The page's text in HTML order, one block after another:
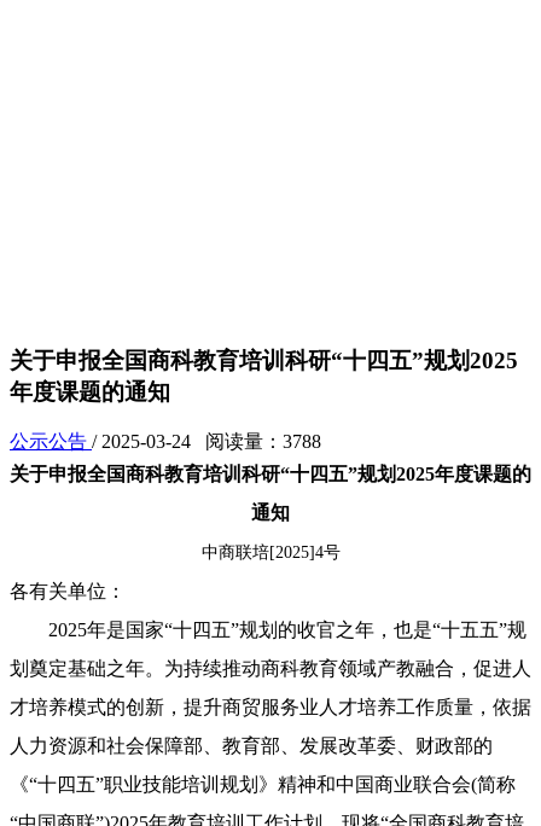
关于申报全国商科教育培训科研“十四五”规划2025
年度课题的通知
公示公告 / 2025-03-24 阅读量：3788
关于申报全国商科教育培训科研“十四五”规划2025年度课题的
通知
中商联培[2025]4号
各有关单位：
2025年是国家“十四五”规划的收官之年，也是“十五五”规
划奠定基础之年。为持续推动商科教育领域产教融合，促进人
才培养模式的创新，提升商贸服务业人才培养工作质量，依据
人力资源和社会保障部、教育部、发展改革委、财政部的
《“十四五”职业技能培训规划》精神和中国商业联合会(简称